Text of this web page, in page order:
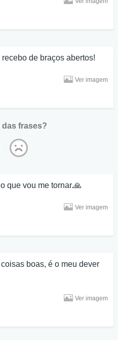
de braços abertos!
Ver imagem
frases?
que vou me tornar.🙏
Ver imagem
boas, é o meu dever
Ver imagem